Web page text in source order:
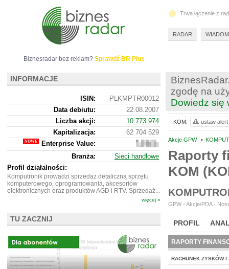
zgodę na
Dowiedz się
Akcje GPW •
Raporty
KOM
GPW - Akcje/PDA -
PROFIL
BR LAB
RAPORTY
RACHUNEK ZYSKÓW I
KOM: ustaw alert
Biznesradar bez reklam? Sprawdź BR Plus
INFORMACJE
ISIN:
PLKMPTR00012
Data debiutu:
22.08.2007
Liczba akcji:
10 773 974
Kapitalizacja:
62 704 529
Enterprise Value:
86
864
529
Branża:
Sieci handlowe
Profil działalności:
Komputronik prowadzi sprzedaż detaliczną sprzętu
komputerowego, oprogramowania, akcesoriów
elektronicznych oraz produktów AGD i RTV. Sprzedaż...
więcej »
TU ZACZNIJ
Trwa łączenie z
RADAR